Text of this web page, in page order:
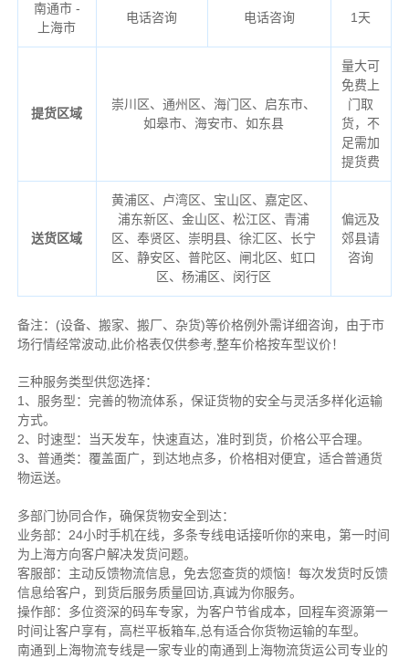
南通市 -
上海市
电话咨询 电话咨询 1天
提货区域
崇川区、通州区、海门区、启东市、
如皋市、海安市、如东县
量大可
免费上
门取
货，不
足需加
提货费
送货区域
黄浦区、卢湾区、宝山区、嘉定区、
浦东新区、金山区、松江区、青浦
区、奉贤区、崇明县、 徐汇区、长宁
区、静安区、普陀区、闸北区、虹口
区、杨浦区、闵行区
偏远及
郊县请
咨询
备注： (设备、搬家、搬厂、杂货)等价格例外需详细咨询，由于市
场行情经常波动,此价格表仅供参考,整车价格按车型议价！
三种服务类型供您选择：
1、服务型：完善的物流体系，保证货物的安全与灵活多样化运输
方式。
2、时速型：当天发车，快速直达，准时到货，价格公平合理。
3、普通类：覆盖面广，到达地点多，价格相对便宜，适合普通货
物运送。
多部门协同合作，确保货物安全到达：
业务部：24小时手机在线，多条专线电话接听你的来电，第一时间
为上海方向客户解决发货问题。
客服部：主动反馈物流信息，免去您查货的烦恼！每次发货时反馈
信息给客户，到货后服务质量回访,真诚为你服务。
操作部：多位资深的码车专家，为客户节省成本，回程车资源第一
时间让客户享有，高栏平板箱车,总有适合你货物运输的车型。
南通到上海物流专线是一家专业的南通到上海物流货运公司专业的